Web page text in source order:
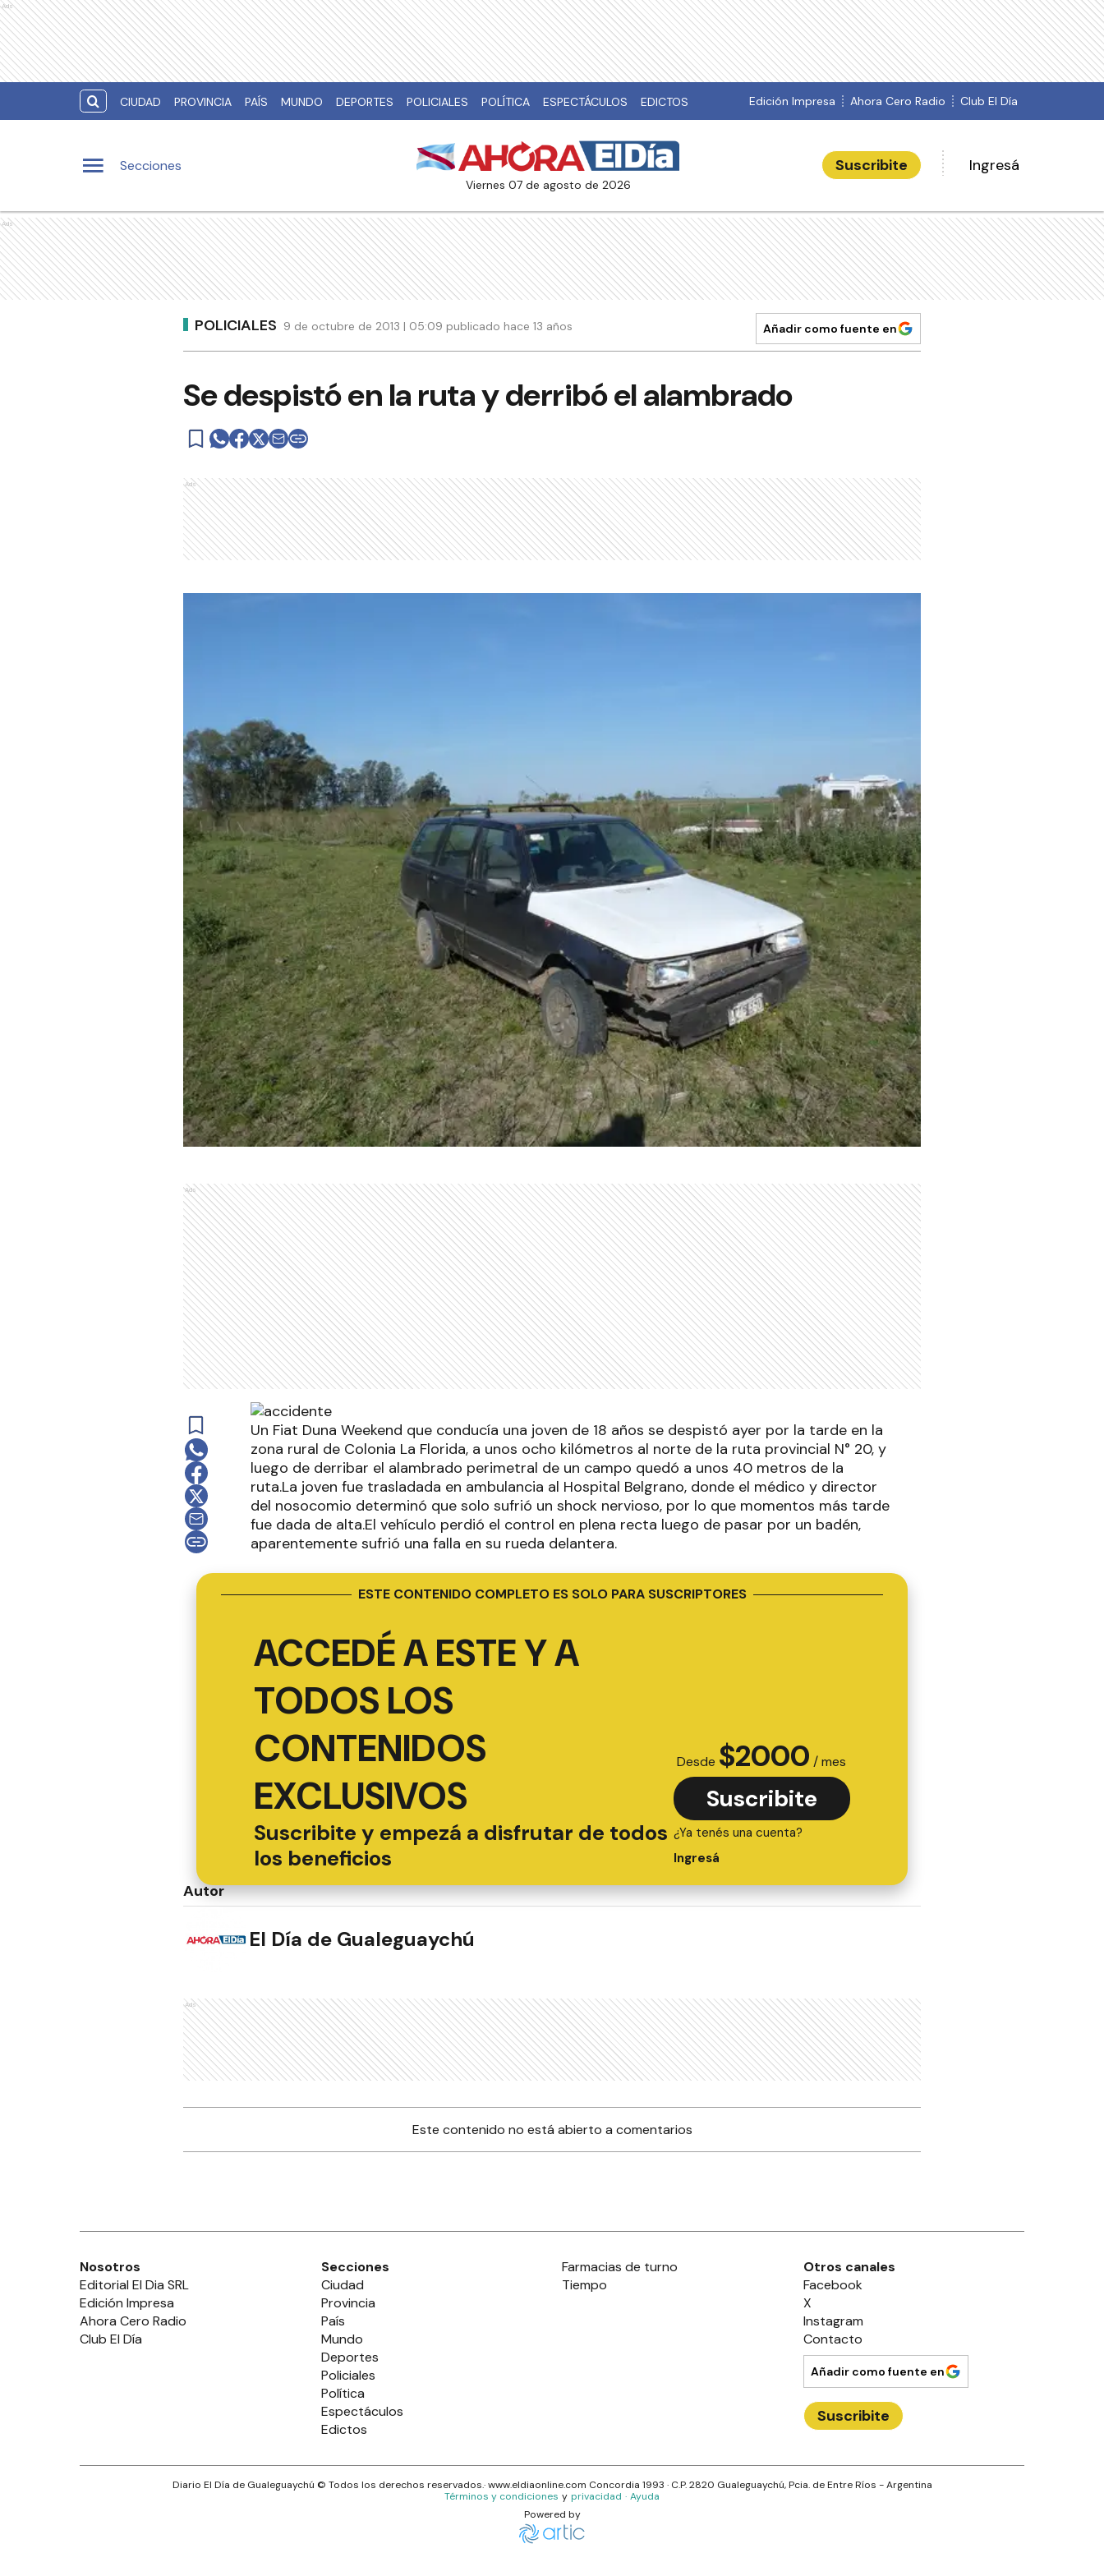
Ads
CIUDAD PROVINCIA PAÍS MUNDO DEPORTES POLICIALES POLÍTICA ESPECTÁCULOS EDICTOS Edición Impresa Ahora Cero Radio Club El Día
Secciones
viernes 07 de agosto de 2026
Suscribite Ingresá
Ads
POLICIALES 9 de octubre de 2013 | 05:09 publicado hace 13 años Añadir como fuente en
Se despistó en la ruta y derribó el alambrado
Ads
Ads
Un Fiat Duna Weekend que conducía una joven de 18 años se despistó ayer por la tarde en la
zona rural de Colonia La Florida, a unos ocho kilómetros al norte de la ruta provincial N° 20, y
luego de derribar el alambrado perimetral de un campo quedó a unos 40 metros de la
ruta.La joven fue trasladada en ambulancia al Hospital Belgrano, donde el médico y director
del nosocomio determinó que solo sufrió un shock nervioso, por lo que momentos más tarde
fue dada de alta.El vehículo perdió el control en plena recta luego de pasar por un badén,
aparentemente sufrió una falla en su rueda delantera.
ESTE CONTENIDO COMPLETO ES SOLO PARA SUSCRIPTORES
ACCEDÉ A ESTE Y A
TODOS LOS
CONTENIDOS
EXCLUSIVOS
Suscribite y empezá a disfrutar de todos
los beneficios
Desde $2000 / mes
Suscribite
¿Ya tenés una cuenta?
Ingresá
Autor
El Día de Gualeguaychú
Ads
Este contenido no está abierto a comentarios
Nosotros
Editorial El Dia SRL
Edición Impresa
Ahora Cero Radio
Club El Día
Secciones
Ciudad
Provincia
País
Mundo
Deportes
Policiales
Política
Espectáculos
Edictos
Farmacias de turno
Tiempo
Otros canales
Facebook
X
Instagram
Contacto
Añadir como fuente en
Suscribite
Diario El Día de Gualeguaychú © Todos los derechos reservados.· www.eldiaonline.com Concordia 1993 · C.P.2820 Gualeguaychú, Pcia. de Entre Ríos - Argentina
Términos y condiciones y privacidad · Ayuda
Powered by